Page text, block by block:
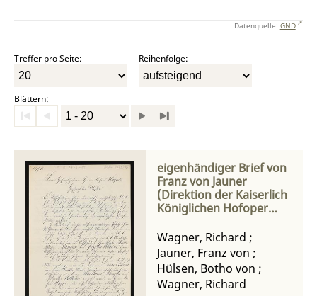
Datenquelle: GND
Treffer pro Seite: Reihenfolge:
Blättern:
eigenhändiger Brief von
Franz von Jauner
(Direktion der Kaiserlich
Königlichen Hofoper
Wagner, Abschrift eines
Briefes von Botho von
Hülsen an Richard
Wagner
Wagner, Richard ;
Jauner, Franz von ;
Hülsen, Botho von ;
Wagner, Richard